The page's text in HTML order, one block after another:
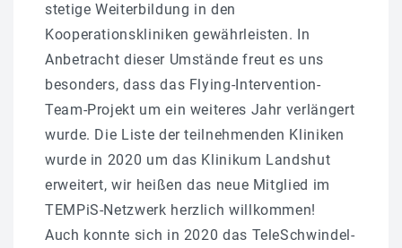
stetige Weiterbildung in den
Kooperationskliniken gewährleisten. In
Anbetracht dieser Umstände freut es uns
besonders, dass das Flying-Intervention-
Team-Projekt um ein weiteres Jahr verlängert
wurde. Die Liste der teilnehmenden Kliniken
wurde in 2020 um das Klinikum Landshut
erweitert, wir heißen das neue Mitglied im
TEMPiS-Netzwerk herzlich willkommen!
Auch konnte sich in 2020 das TeleSchwindel-